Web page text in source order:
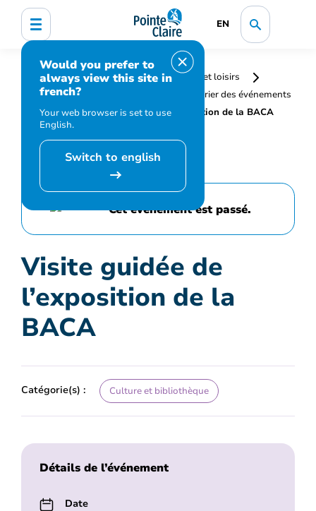
EN
Would you prefer to
always view this site in
french?
Your web browser is set to use
English.
Switch to english
Accueil
Bibliothèque, culture, sports et loisirs
Programmation et inscription
Calendrier des événements
et activités
Visite guidée de l’exposition de la BACA
Cet événement est passé.
Visite guidée de
l’exposition de la
BACA
Catégorie(s) : Culture et bibliothèque
Détails de l’événement
Date